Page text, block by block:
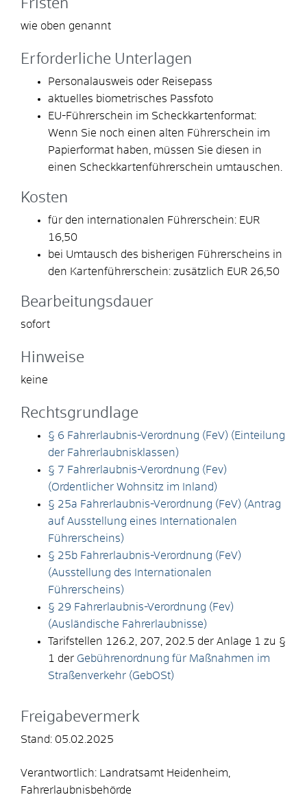
Fristen
wie oben genannt
Erforderliche Unterlagen
Personalausweis oder Reisepass
aktuelles biometrisches Passfoto
EU-Führerschein im Scheckkartenformat:
Wenn Sie noch einen alten Führerschein im
Papierformat haben, müssen Sie diesen in
einen Scheckkartenführerschein umtauschen.
Kosten
für den internationalen Führerschein: EUR
16,50
bei Umtausch des bisherigen Führerscheins in
den Kartenführerschein: zusätzlich EUR 26,50
Bearbeitungsdauer
sofort
Hinweise
keine
Rechtsgrundlage
§ 6 Fahrerlaubnis-Verordnung (FeV) (Einteilung
der Fahrerlaubnisklassen)
§ 7 Fahrerlaubnis-Verordnung (Fev)
(Ordentlicher Wohnsitz im Inland)
§ 25a Fahrerlaubnis-Verordnung (FeV) (Antrag
auf Ausstellung eines Internationalen
Führerscheins)
§ 25b Fahrerlaubnis-Verordnung (FeV)
(Ausstellung des Internationalen
Führerscheins)
§ 29 Fahrerlaubnis-Verordnung (Fev)
(Ausländische Fahrerlaubnisse)
Tarifstellen 126.2, 207, 202.5 der Anlage 1 zu §
1 der Gebührenordnung für Maßnahmen im
Straßenverkehr (GebOSt)
Freigabevermerk
Stand: 05.02.2025
Verantwortlich: Landratsamt Heidenheim,
Fahrerlaubnisbehörde